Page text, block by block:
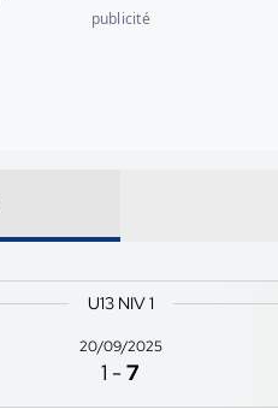
publicité
U13 NIV 1
20/09/2025
1 -7